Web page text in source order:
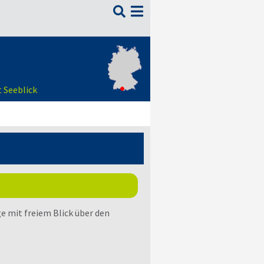

Seeblick
mit freiem Blick über den